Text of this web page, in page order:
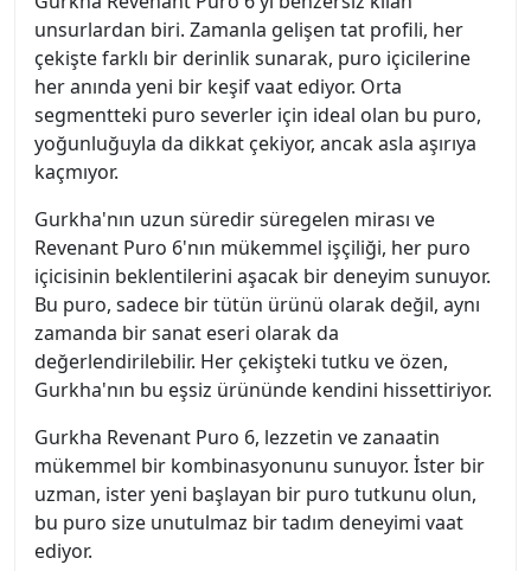
unsurlardan biri. Zamanla gelişen tat profili, her
çekişte farklı bir derinlik sunarak, puro içicilerine
her anında yeni bir keşif vaat ediyor. Orta
segmentteki puro severler için ideal olan bu puro,
yoğunluğuyla da dikkat çekiyor, ancak asla aşırıya
kaçmıyor.
Gurkha'nın uzun süredir süregelen mirası ve
Revenant Puro 6'nın mükemmel işçiliği, her puro
içicisinin beklentilerini aşacak bir deneyim sunuyor.
Bu puro, sadece bir tütün ürünü olarak değil, aynı
zamanda bir sanat eseri olarak da
değerlendirilebilir. Her çekişteki tutku ve özen,
Gurkha'nın bu eşsiz ürününde kendini hissettiriyor.
Gurkha Revenant Puro 6, lezzetin ve zanaatin
mükemmel bir kombinasyonunu sunuyor. İster bir
uzman, ister yeni başlayan bir puro tutkunu olun,
bu puro size unutulmaz bir tadım deneyimi vaat
ediyor.